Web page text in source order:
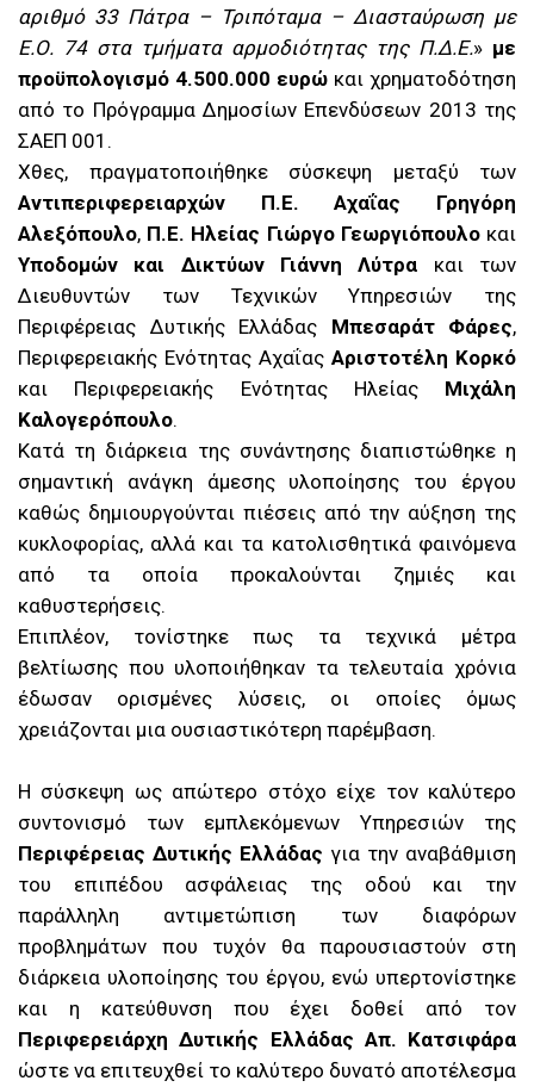
αριθμό 33 Πάτρα – Τριπόταμα – Διασταύρωση με
Ε.Ο. 74 στα τμήματα αρμοδιότητας της Π.Δ.Ε.» με
προϋπολογισμό 4.500.000 ευρώ και χρηματοδότηση
από το Πρόγραμμα Δημοσίων Επενδύσεων 2013 της
ΣΑΕΠ 001.
Χθες, πραγματοποιήθηκε σύσκεψη μεταξύ των
Αντιπεριφερειαρχών Π.Ε. Αχαΐας Γρηγόρη
Αλεξόπουλο, Π.Ε. Ηλείας Γιώργο Γεωργιόπουλο και
Υποδομών και Δικτύων Γιάννη Λύτρα και των
Διευθυντών των Τεχνικών Υπηρεσιών της
Περιφέρειας Δυτικής Ελλάδας Μπεσαράτ Φάρες,
Περιφερειακής Ενότητας Αχαΐας Αριστοτέλη Κορκό
και Περιφερειακής Ενότητας Ηλείας Μιχάλη
Καλογερόπουλο.
Κατά τη διάρκεια της συνάντησης διαπιστώθηκε η
σημαντική ανάγκη άμεσης υλοποίησης του έργου
καθώς δημιουργούνται πιέσεις από την αύξηση της
κυκλοφορίας, αλλά και τα κατολισθητικά φαινόμενα
από τα οποία προκαλούνται ζημιές και
καθυστερήσεις.
Επιπλέον, τονίστηκε πως τα τεχνικά μέτρα
βελτίωσης που υλοποιήθηκαν τα τελευταία χρόνια
έδωσαν ορισμένες λύσεις, οι οποίες όμως
χρειάζονται μια ουσιαστικότερη παρέμβαση.
Η σύσκεψη ως απώτερο στόχο είχε τον καλύτερο
συντονισμό των εμπλεκόμενων Υπηρεσιών της
Περιφέρειας Δυτικής Ελλάδας για την αναβάθμιση
του επιπέδου ασφάλειας της οδού και την
παράλληλη αντιμετώπιση των διαφόρων
προβλημάτων που τυχόν θα παρουσιαστούν στη
διάρκεια υλοποίησης του έργου, ενώ υπερτονίστηκε
και η κατεύθυνση που έχει δοθεί από τον
Περιφερειάρχη Δυτικής Ελλάδας Απ. Κατσιφάρα
ώστε να επιτευχθεί το καλύτερο δυνατό αποτέλεσμα